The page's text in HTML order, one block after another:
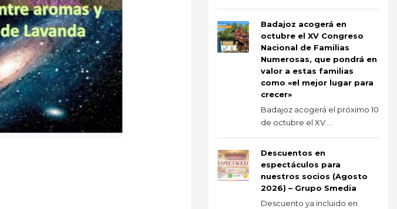
Badajoz acogerá en
octubre el XV Congreso
Nacional de Familias
Numerosas, que pondrá en
valor a estas familias
como «el mejor lugar para
crecer»
Badajoz acogerá el próximo 10
de octubre el XV ...
Descuentos en
espectáculos para
nuestros socios (Agosto
2026) – Grupo Smedia
Descuento ya incluido en